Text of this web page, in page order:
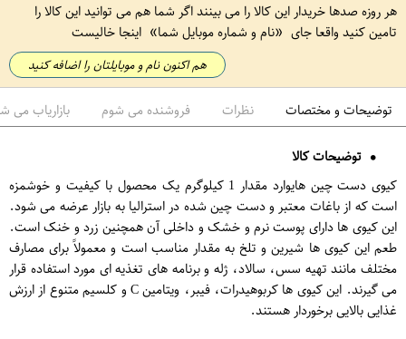
هر روزه صدها خریدار این کالا را می بینند اگر شما هم می توانید این کالا را
تامین کنید واقعا جای
نام و شماره موبایل شما اینجا خالیست
هم اکنون نام و موبایلتان را اضافه کنید
توضیحات و مختصات نظرات فروشنده می شوم بازاریاب می
توضیحات کالا
کیوی دست چین هایوارد مقدار 1 کیلوگرم یک محصول با کیفیت و خوشمزه
است که از باغات معتبر و دست چین شده در استرالیا به بازار عرضه می شود.
این کیوی ها دارای پوست نرم و خشک و داخلی آن همچنین زرد و خنک است.
طعم این کیوی ها شیرین و تلخ به مقدار مناسب است و معمولاً برای مصارف
مختلف مانند تهیه سس، سالاد، ژله و برنامه های تغذیه ای مورد استفاده قرار
می گیرند. این کیوی ها کربوهیدرات، فیبر، ویتامین C و کلسیم متنوع از ارزش
غذایی بالایی برخوردار هستند.